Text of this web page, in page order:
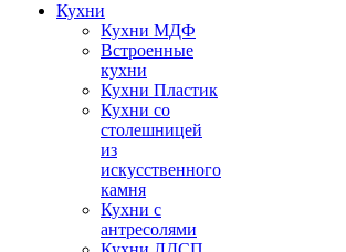
Кухни
Кухни МДФ
Встроенные
кухни
Кухни Пластик
Кухни со
столешницей
из
искусcтвенного
камня
Кухни с
антресолями